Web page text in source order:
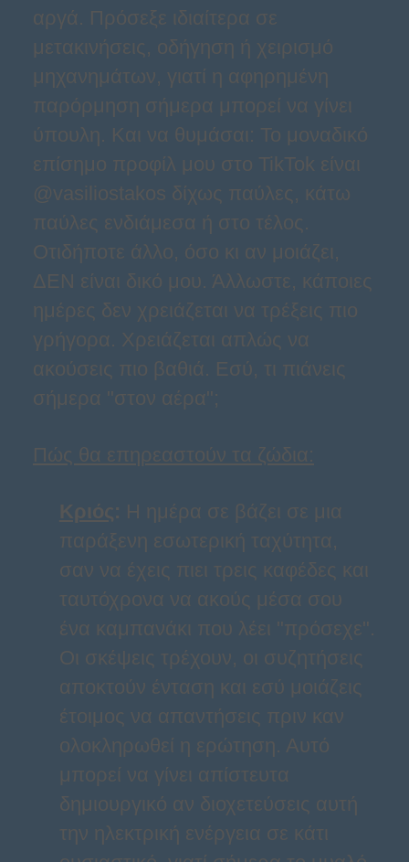
αργά. Πρόσεξε ιδιαίτερα σε
μετακινήσεις, οδήγηση ή χειρισμό
μηχανημάτων, γιατί η αφηρημένη
παρόρμηση σήμερα μπορεί να γίνει
ύπουλη. Και να θυμάσαι: Το μοναδικό
επίσημο προφίλ μου στο TikTok είναι
@vasiliostakos δίχως παύλες, κάτω
παύλες ενδιάμεσα ή στο τέλος.
Οτιδήποτε άλλο, όσο κι αν μοιάζει,
ΔΕΝ είναι δικό μου. Άλλωστε, κάποιες
ημέρες δεν χρειάζεται να τρέξεις πιο
γρήγορα. Χρειάζεται απλώς να
ακούσεις πιο βαθιά. Εσύ, τι πιάνεις
σήμερα "στον αέρα";
Πώς θα επηρεαστούν τα ζώδια:
Κριός: Η ημέρα σε βάζει σε μια
παράξενη εσωτερική ταχύτητα,
σαν να έχεις πιει τρεις καφέδες και
ταυτόχρονα να ακούς μέσα σου
ένα καμπανάκι που λέει "πρόσεχε".
Οι σκέψεις τρέχουν, οι συζητήσεις
αποκτούν ένταση και εσύ μοιάζεις
έτοιμος να απαντήσεις πριν καν
ολοκληρωθεί η ερώτηση. Αυτό
μπορεί να γίνει απίστευτα
δημιουργικό αν διοχετεύσεις αυτή
την ηλεκτρική ενέργεια σε κάτι